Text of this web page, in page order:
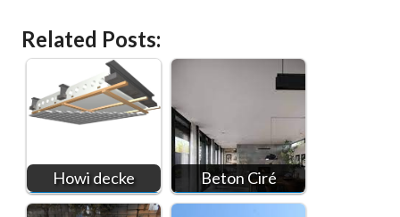
Related Posts:
Howi decke Beton Ciré